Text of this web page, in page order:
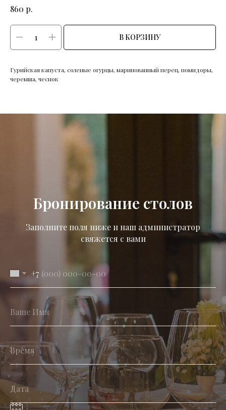
860 р.
В КОРЗИНУ
Гурийская капуста, соленые огурцы, маринованный перец, помидоры,
черемша, чеснок
Бронирование столов
Заполните поля ниже и наш администратор
свяжется с вами
+7